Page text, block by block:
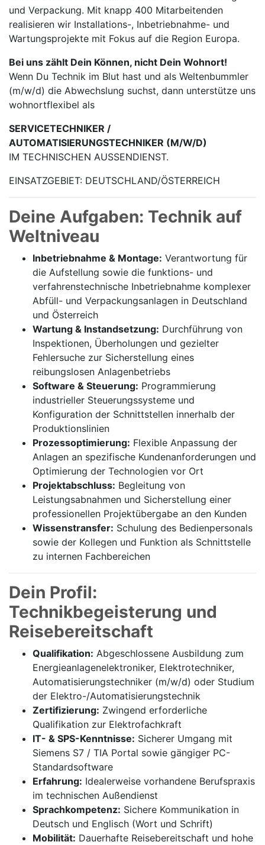
und Verpackung. Mit knapp 400 Mitarbei­tenden
realisieren wir Installations-, Inbetrieb­nahme- und
Wartungs­projekte mit Fokus auf die Region Europa.
Bei uns zählt Dein Können, nicht Dein Wohnort!
Wenn Du Technik im Blut hast und als Weltenbummler
(m/w/d) die Abwechslung suchst, dann unterstütze uns
wohnortflexibel als
SERVICETECHNIKER /
AUTOMATISIERUNGSTECHNIKER (M/W/D)
IM TECHNISCHEN AUSSENDIENST.
EINSATZGEBIET: DEUTSCHLAND/ÖSTERREICH
Deine Aufgaben: Technik auf
Weltniveau
Inbetriebnahme & Montage: Verantwortung für
die Aufstellung sowie die funktions- und
verfahrenstechnische Inbetriebnahme komplexer
Abfüll- und Verpackungsanlagen in Deutschland
und Österreich
Wartung & Instandsetzung: Durchführung von
Inspektionen, Überholungen und gezielter
Fehlersuche zur Sicherstellung eines
reibungslosen Anlagenbetriebs
Software & Steuerung: Programmierung
industrieller Steuerungssysteme und
Konfiguration der Schnittstellen innerhalb der
Produktionslinien
Prozessoptimierung: Flexible Anpassung der
Anlagen an spezifische Kundenanforderungen und
Optimierung der Technologien vor Ort
Projektabschluss: Begleitung von
Leistungsabnahmen und Sicherstellung einer
professionellen Projektübergabe an den Kunden
Wissenstransfer: Schulung des Bedienpersonals
sowie der Kollegen und Funktion als Schnittstelle
zu internen Fachbereichen
Dein Profil:
Technikbegeisterung und
Reisebereitschaft
Qualifikation: Abgeschlossene Ausbildung zum
Energieanlagenelektroniker, Elektrotechniker,
Automatisierungstechniker (m/w/d) oder Studium
der Elektro-/Automatisierungstechnik
Zertifizierung: Zwingend erforderliche
Qualifikation zur Elektrofachkraft
IT- & SPS-Kenntnisse: Sicherer Umgang mit
Siemens S7 / TIA Portal sowie gängiger PC-
Standardsoftware
Erfahrung: Idealerweise vorhandene Berufspraxis
im technischen Außendienst
Sprachkompetenz: Sichere Kommunikation in
Deutsch und Englisch (Wort und Schrift)
Mobilität: Dauerhafte Reisebereitschaft und hohe